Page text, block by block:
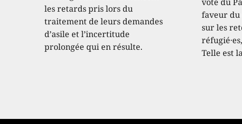
les retards pris lors du
traitement de leurs demandes
d’asile et l’incertitude
prolongée qui en résulte.
faveur du
sur les
Telle est